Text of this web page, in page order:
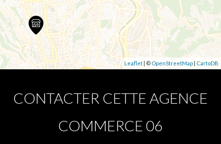
Leaflet | © OpenStreetMap | CartoDB
CONTACTER CETTE AGENCE
COMMERCE 06